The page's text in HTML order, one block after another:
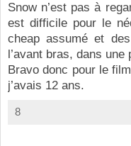
Snow n’est pas à
est difficile pour le
cheap assumé et
l’avant bras, dans
Bravo donc pour le
j’avais 12 ans.
8